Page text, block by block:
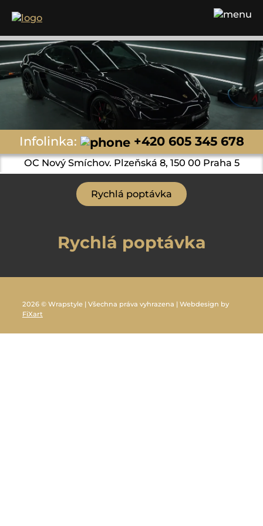
Infolinka: +420 605 345 678
OC Nový Smíchov. Plzeňská 8, 150 00 Praha 5
Rychlá poptávka
Rychlá poptávka
2026 © Wrapstyle | Všechna práva vyhrazena | Webdesign by
FiXart